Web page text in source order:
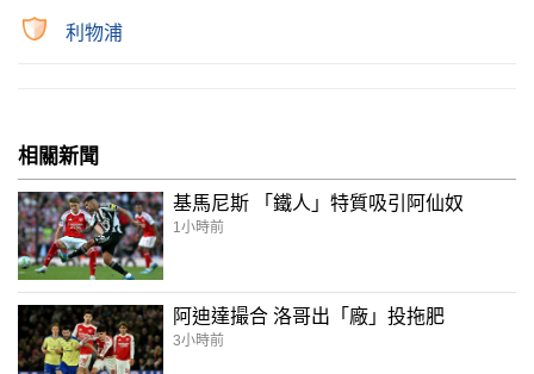
利物浦
相關新聞
基馬尼斯 「鐵人」特質吸引阿仙奴
1小時前
阿迪達撮合 洛哥出「廠」投拖肥
3小時前